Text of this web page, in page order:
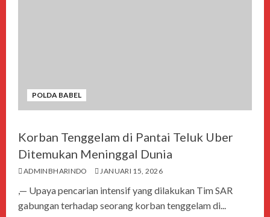
POLDA BABEL
Korban Tenggelam di Pantai Teluk Uber
Ditemukan Meninggal Dunia
ADMINBHARINDO JANUARI 15, 2026
,— Upaya pencarian intensif yang dilakukan Tim SAR
gabungan terhadap seorang korban tenggelam di...